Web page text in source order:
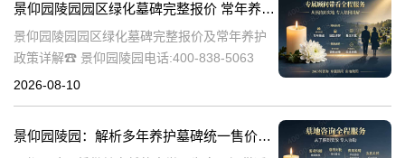
景仰园陵园园区绿化墓碑完整报价 常年养护不收取额外费用详解
景仰园陵园园区绿化墓碑完整报价及常年养护
政策详解☎ 景仰园陵园电话:400-838-5063
一、引言景仰园陵园作为一家专业的陵园服务
2026-08-10
景仰园陵园：解析多年养护墓碑统一售价与老带新共享优惠活动